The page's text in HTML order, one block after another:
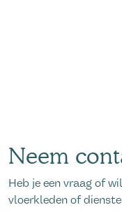
Neem
Heb je een vraag of
vloerkleden of